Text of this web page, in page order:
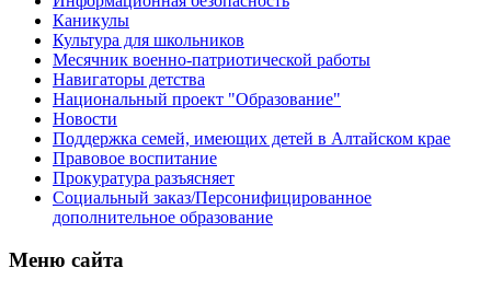
Каникулы
Культура для школьников
Месячник военно-патриотической работы
Навигаторы детства
Национальный проект "Образование"
Новости
Поддержка семей, имеющих детей в Алтайском крае
Правовое воспитание
Прокуратура разъясняет
Социальный заказ/Персонифицированное
дополнительное образование
Меню сайта